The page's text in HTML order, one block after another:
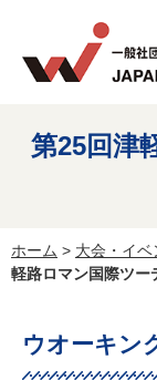
第25回津
ホーム > 大会・イベ
軽路ロマン国際ツー
ウオーキン